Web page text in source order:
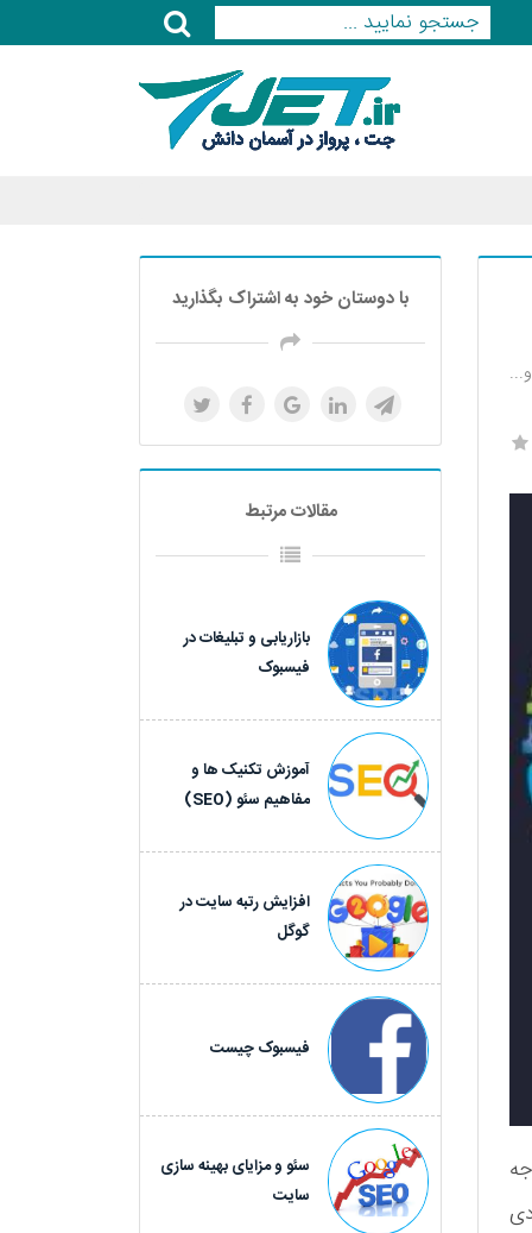
با دوستان خود به اشتراک بگذارید
مقالات مرتبط
بازاریابی و تبلیغات در
فیسبوک
آموزش تکنیک ها و
مفاهیم سئو (SEO)
افزایش رتبه سایت در
گوگل
فیسبوک چیست
سئو و مزایای بهینه سازی
سایت